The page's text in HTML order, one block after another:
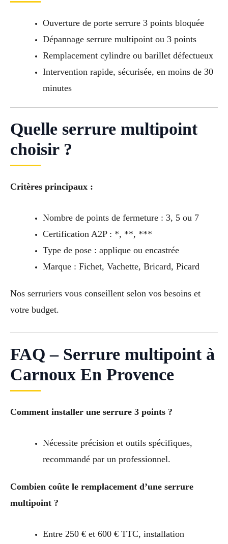
Ouverture de porte serrure 3 points bloquée
Dépannage serrure multipoint ou 3 points
Remplacement cylindre ou barillet défectueux
Intervention rapide, sécurisée, en moins de 30
minutes
Quelle serrure multipoint
choisir ?
Critères principaux :
Nombre de points de fermeture : 3, 5 ou 7
Certification A2P : *, **, ***
Type de pose : applique ou encastrée
Marque : Fichet, Vachette, Bricard, Picard
Nos serruriers vous conseillent selon vos besoins et
votre budget.
FAQ – Serrure multipoint à
Carnoux En Provence
Comment installer une serrure 3 points ?
Nécessite précision et outils spécifiques,
recommandé par un professionnel.
Combien coûte le remplacement d’une serrure
multipoint ?
Entre 250 € et 600 € TTC, installation